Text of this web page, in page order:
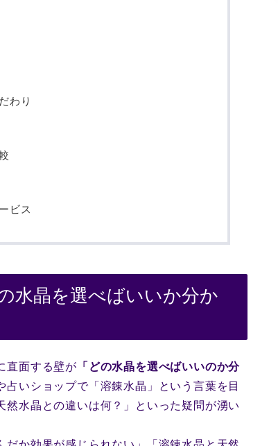
わり
ビス
水晶を選べばいいか分か
直面する壁が 「どの水晶を選べばいいのか分
いショップで「溶錬水晶」という言葉を目
水晶との違いは何？」といった疑問が湧い